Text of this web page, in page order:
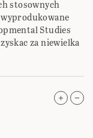
stosownych
Studies
za niewielka